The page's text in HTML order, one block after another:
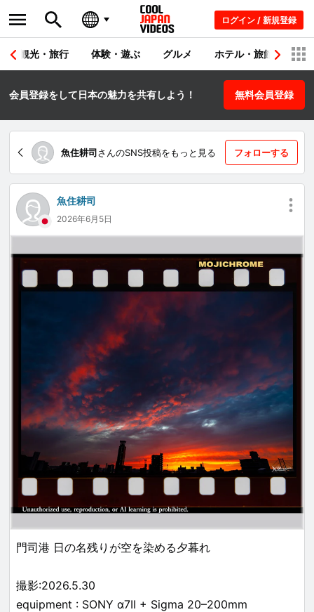
ログイン / 新規登録
観光・旅行 体験・遊ぶ グルメ ホテル・旅館 シ
会員登録をして日本の魅力を共有しよう！ 無料会員登録
魚住耕司さんのSNS投稿をもっと見る フォローする
魚住耕司
2026年6月5日
門司港 日の名残りが空を染める夕暮れ
撮影:2026.5.30
equipment : SONY α7II + Sigma 20–200mm